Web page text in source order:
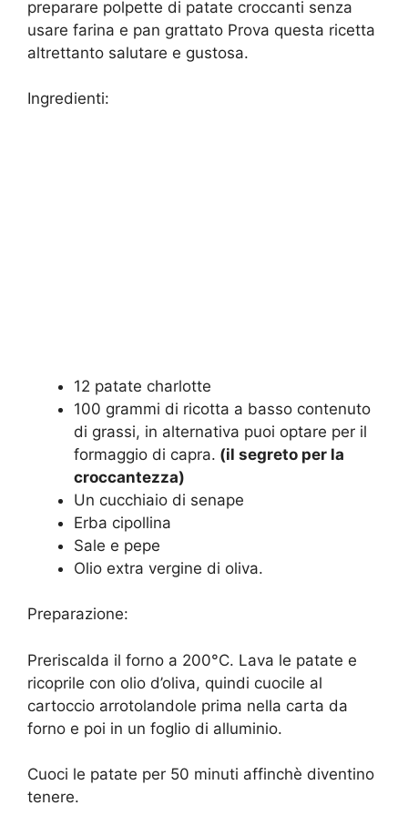
preparare polpette di patate croccanti senza
usare farina e pan grattato Prova questa ricetta
altrettanto salutare e gustosa.
Ingredienti:
12 patate charlotte
100 grammi di ricotta a basso contenuto
di grassi, in alternativa puoi optare per il
formaggio di capra. (il segreto per la
croccantezza)
Un cucchiaio di senape
Erba cipollina
Sale e pepe
Olio extra vergine di oliva.
Preparazione:
Preriscalda il forno a 200°C. Lava le patate e
ricoprile con olio d’oliva, quindi cuocile al
cartoccio arrotolandole prima nella carta da
forno e poi in un foglio di alluminio.
Cuoci le patate per 50 minuti affinchè diventino
tenere.